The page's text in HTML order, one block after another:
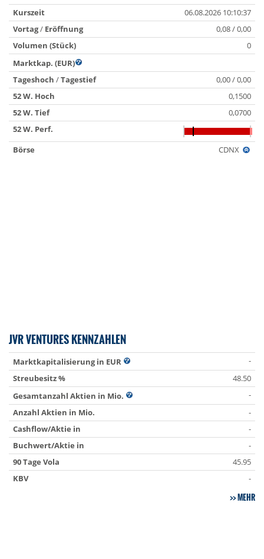
Kurszeit
06.08.2026 10:10:37
Vortag/ Eröffnung
0,08 / 0,00
Volumen (Stück)
0
Marktkap. (EUR)
Tageshoch /Tagestief
0,00 / 0,00
52 W. Hoch
0,1500
52 W. Tief
0,0700
52 W. Perf.
Börse
CDNX
JVR VENTURES KENNZAHLEN
Marktkapitalisierung in EUR
-
Streubesitz %
48.50
Gesamtanzahl Aktien in Mio.
-
Anzahl Aktien in Mio.
-
Cashflow/Aktie in
-
Buchwert/Aktie in
-
90 Tage Vola
45.95
KBV
-
MEHR